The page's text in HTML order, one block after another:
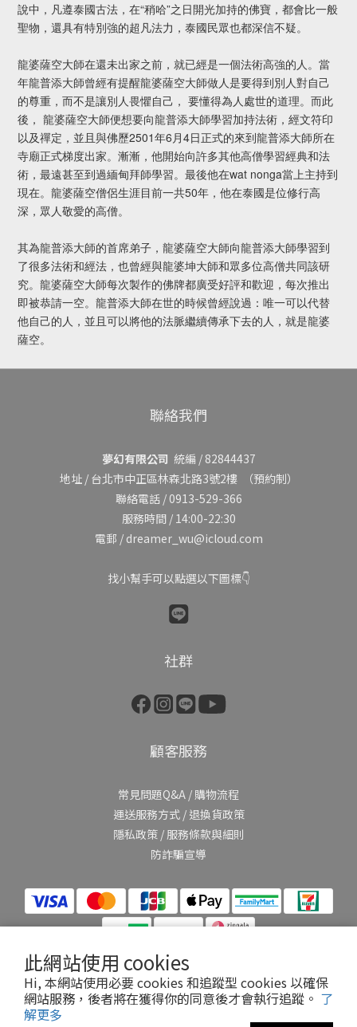
此網站使用 cookies
Hi, 本網站使用必要 cookies 和追蹤型 cookies 以確保
網站服務，後者將在獲得你的同意後才會執行追蹤。 了
解更多
說中，凡遵泰國古法，在“稍哈”之日開光加持的佛寶，都會比一般
聖物，還具有特別強的超凡法力，泰國民眾也都深信不疑。
龍婆薩空大師在還未出家之前，就已經是一個法術高強的人。當
年龍普添大師曾經有提醒龍婆薩空大師做人是要得到別人對自己
的尊重，而不是讓別人畏懼自己， 要懂得為人處世的道理。而此
後， 龍婆薩空大師便想要向龍普添大師學習加持法術，經文符印
以及禪定，並且與佛歷2501年6月4日正式的來到龍普添大師所在
寺廟正式梯度出家。漸漸，他開始向許多其他高僧學習經典和法
術，最遠甚至到過緬甸拜師學習。最後他在wat nonga當上主持到
現在。龍婆薩空僧侶生涯目前一共50年，他在泰國是位修行高
深，眾人敬愛的高僧。
其為龍普添大師的首席弟子，龍婆薩空大師向龍普添大師學習到
了很多法術和經法，也曾經與龍婆坤大師和眾多位高僧共同該研
究。龍婆薩空大師每次製作的佛牌都廣受好評和歡迎，每次推出
即被恭請一空。龍普添大師在世的時候曾經說過：唯一可以代替
他自己的人，並且可以將他的法脈繼續傳承下去的人，就是龍婆
薩空。
聯絡我們
夢幻有限公司 統編 / 82844437
地址 / 台北市中正區林森北路3號2樓（預約制）
聯絡電話 / 0913-529-366
服務時間 / 14:00-22:30
電郵 / dreamer_wu@icloud.com
找小幫手可以點選以下圖標👇
社群
顧客服務
常見問題Q&A / 購物流程
運送服務方式/ 退換貨政策
隱私政策/ 服務條款與細則
防詐騙宣導
提醒您，我們不會以電話或簡訊方式通知變更付款方式。